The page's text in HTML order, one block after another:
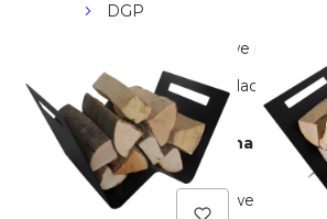
DGP
Nasady kominowe i
Materiały akumulacyjne do
kominków
Kosze i stojaki na drewno
kominka
Sznury kominkowe